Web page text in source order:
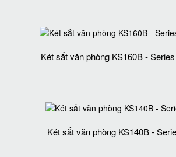
Két sắt văn phòng KS160B -
Két sắt văn phòng KS140B -